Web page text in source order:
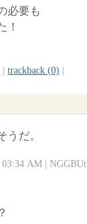
必要も
！
trackback (0)
うだ。
03:34 AM |